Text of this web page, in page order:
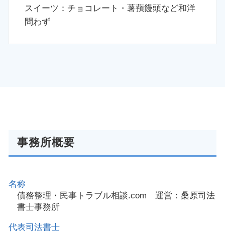
スイーツ：チョコレート・薯蕷饅頭など和洋
問わず
事務所概要
名称
債務整理・民事トラブル相談.com 運営：桑原司法
書士事務所
代表司法書士